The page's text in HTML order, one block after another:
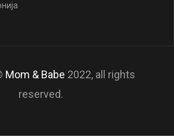
Mom & Babe 2022, all rights
reserved.